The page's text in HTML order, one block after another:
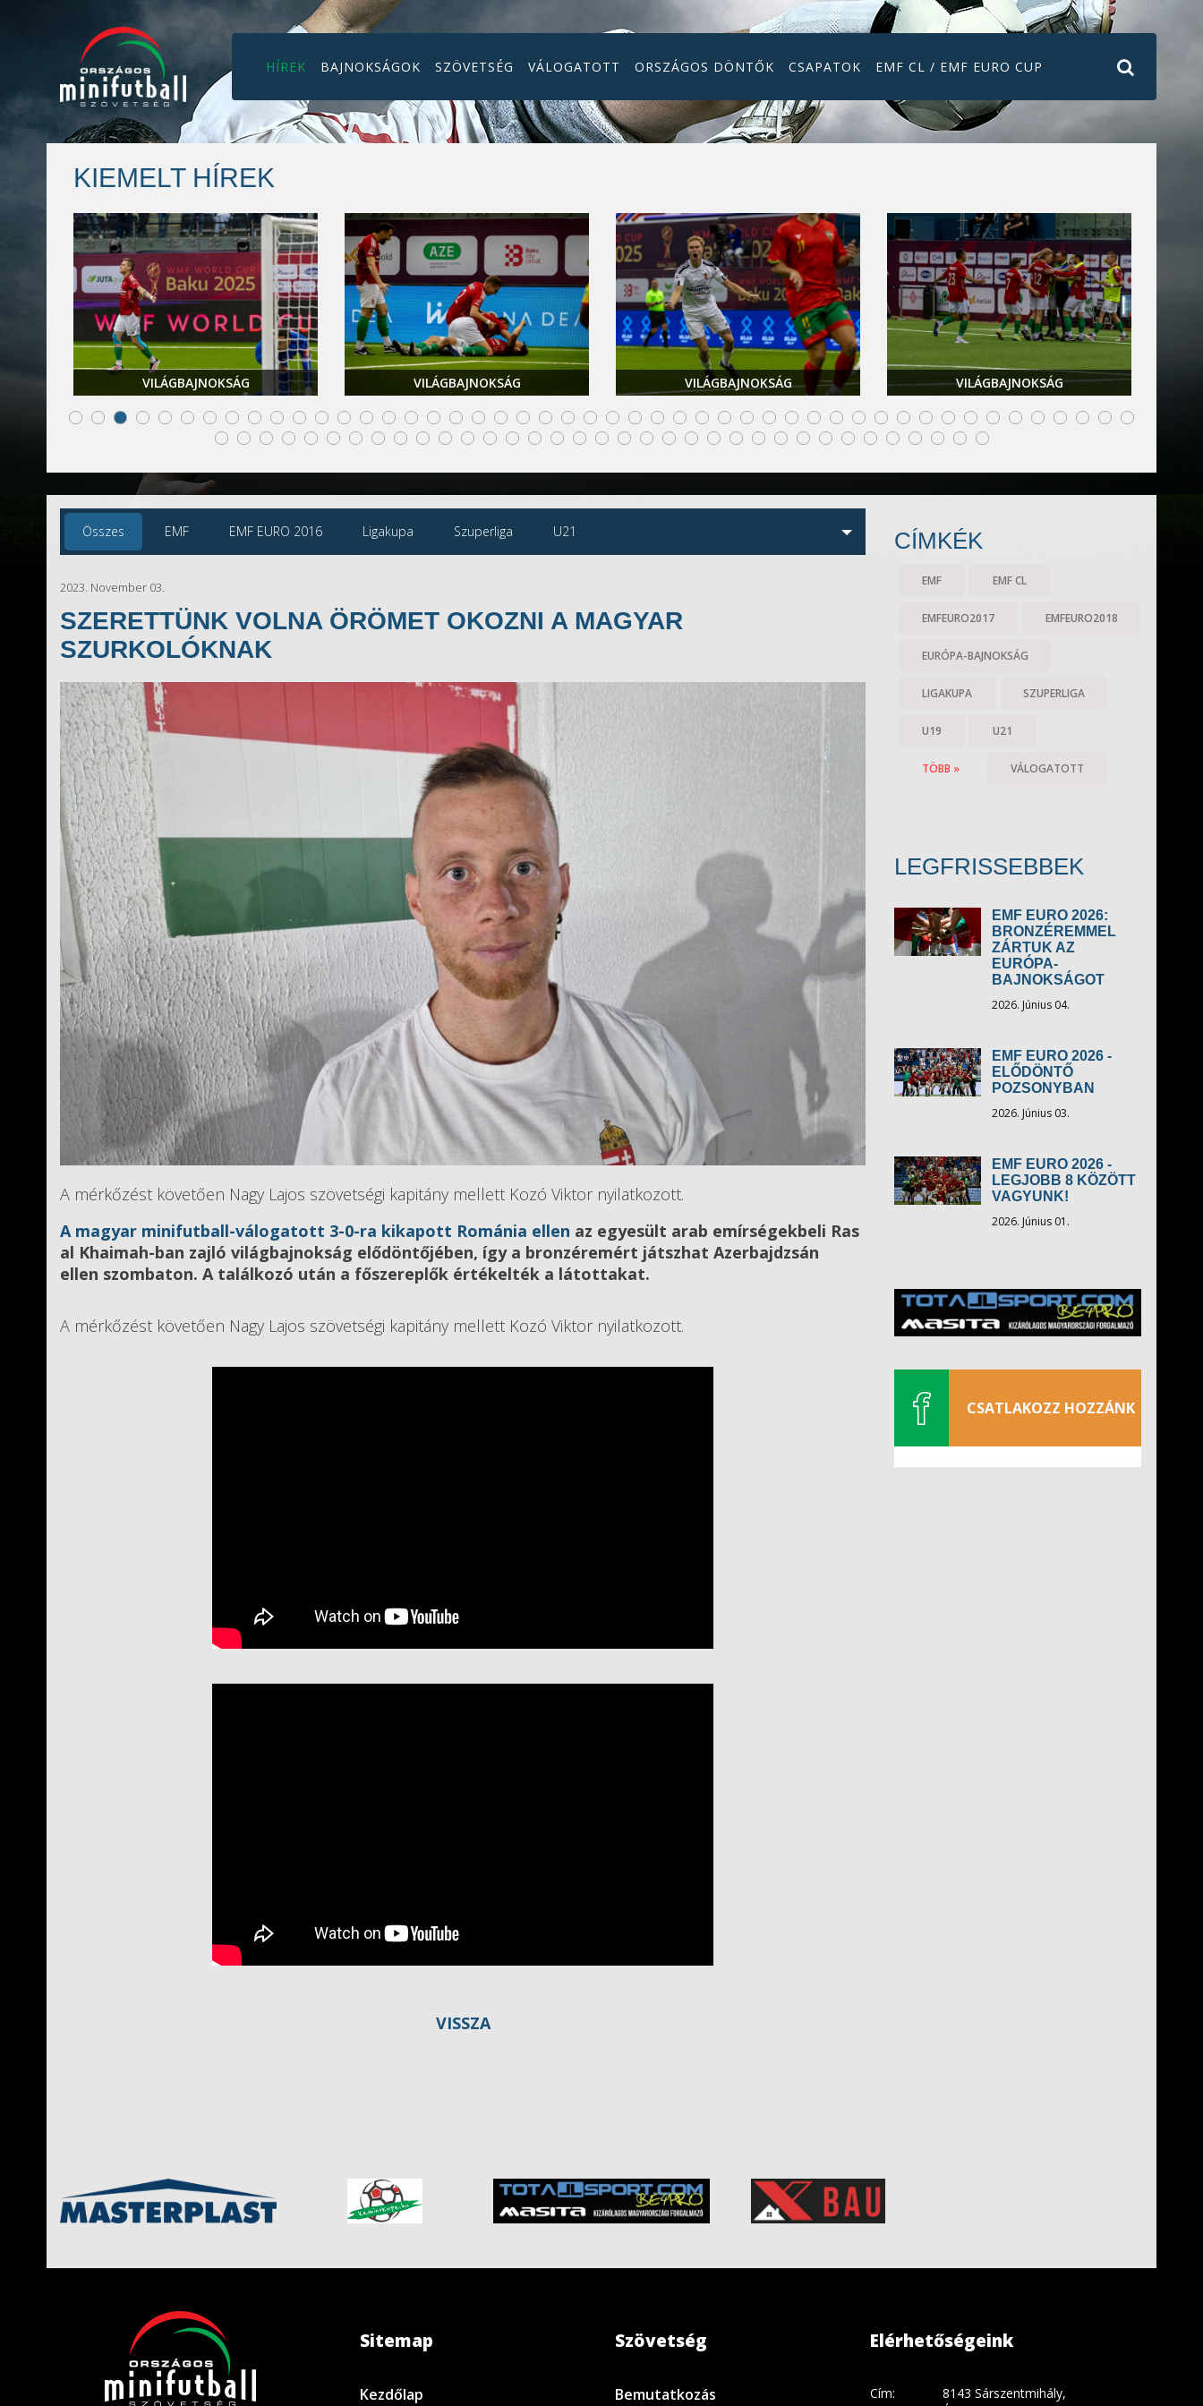
HÍREK BAJNOKSÁGOK SZÖVETSÉG VÁLOGATOTT ORSZÁGOS DÖNTŐK CSAPATOK EMF CL / EMF EURO CUP
KIEMELT HÍREK
VILÁGBAJNOKSÁG VILÁGBAJNOKSÁG VILÁGBAJNOKSÁG VILÁGBAJNOKSÁG
Összes EMF EMF EURO 2016 Ligakupa Szuperliga U21
2023. November 03.
SZERETTÜNK VOLNA ÖRÖMET OKOZNI A MAGYAR
SZURKOLÓKNAK
A mérkőzést követően Nagy Lajos szövetségi kapitány mellett Kozó Viktor nyilatkozott.
A magyar minifutball-válogatott 3-0-ra kikapott Románia ellen az egyesült arab emírségekbeli Ras
al Khaimah-ban zajló világbajnokság elődöntőjében, így a bronzéremért játszhat Azerbajdzsán
ellen szombaton. A találkozó után a főszereplők értékelték a látottakat.
A mérkőzést követően Nagy Lajos szövetségi kapitány mellett Kozó Viktor nyilatkozott.
VISSZA
CÍMKÉK
EMF EMF CL
EMFEURO2017 EMFEURO2018
EURÓPA-BAJNOKSÁG
LIGAKUPA SZUPERLIGA
U19 U21
VÁLOGATOTT
TÖBB »
LEGFRISSEBBEK
EMF EURO 2026:
BRONZÉREMMEL
ZÁRTUK AZ
EURÓPA-
BAJNOKSÁGOT
2026. Június 04.
EMF EURO 2026 -
ELŐDÖNTŐ
POZSONYBAN
2026. Június 03.
EMF EURO 2026 -
LEGJOBB 8 KÖZÖTT
VAGYUNK!
2026. Június 01.
CSATLAKOZZ HOZZÁNK
Sitemap
Kezdőlap
Szövetség
Bemutatkozás
Elérhetőségeink
Cím:
8143 Sárszentmihály,